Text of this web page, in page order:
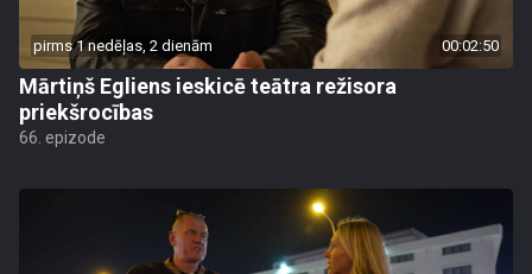
pirms 1 nedēļas, 2 dienām 00:02:50
Mārtiņš Egliens ieskicē teātra režisora
priekšrocības
66. epizode